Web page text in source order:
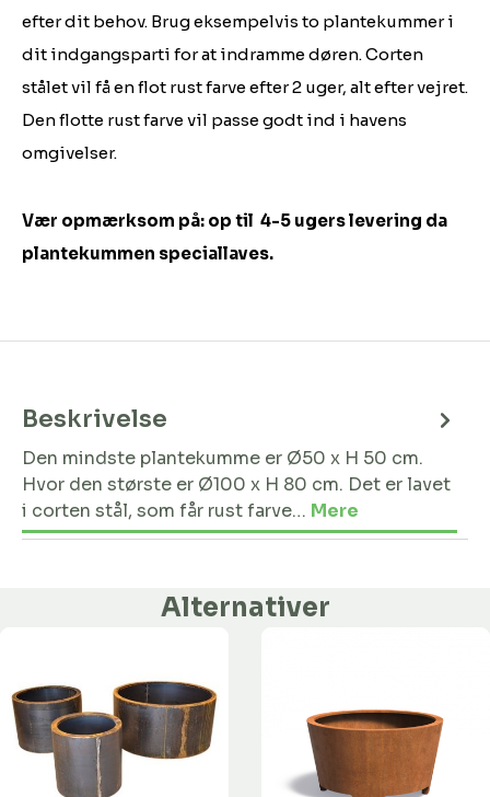
efter dit behov. Brug eksempelvis to plantekummer i
dit indgangsparti for at indramme døren. Corten
stålet vil få en flot rust farve efter 2 uger, alt efter vejret.
Den flotte rust farve vil passe godt ind i havens
omgivelser.
Vær opmærksom på: op til 4-5 ugers levering da
plantekummen speciallaves.
Beskrivelse
Den mindste plantekumme er Ø50 x H 50 cm.
Hvor den største er Ø100 x H 80 cm. Det er lavet
i corten stål, som får rust farve… Mere
Alternativer